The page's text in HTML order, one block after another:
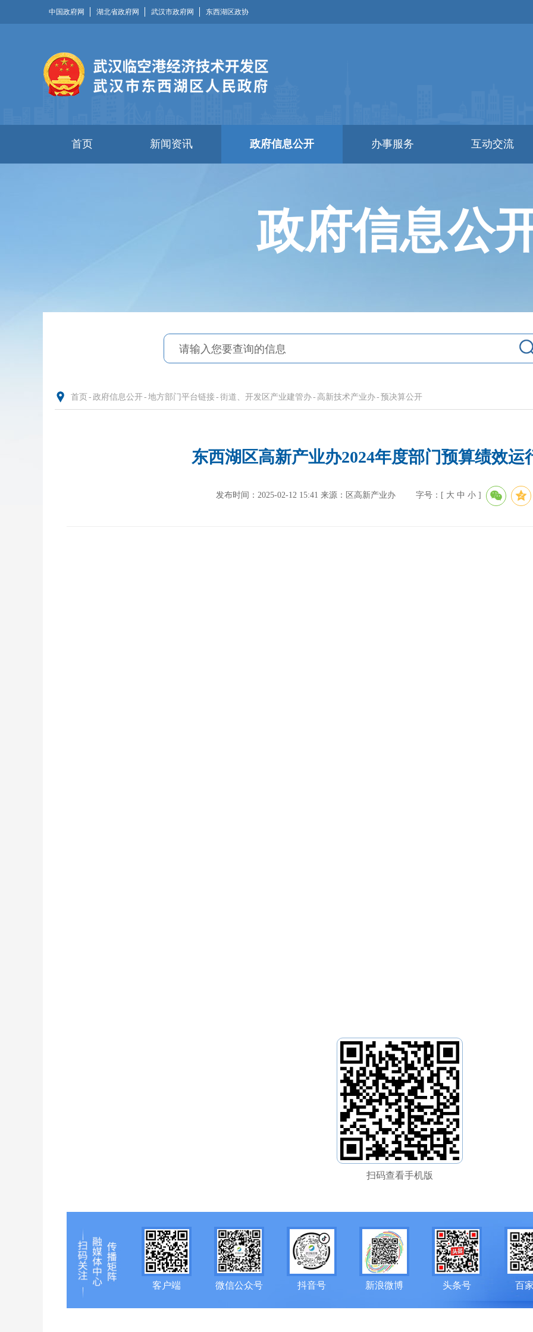
中国政府网 湖北省政府网 武汉市政府网 东西湖区政协
首页 新闻资讯 政府信息公开 办事服务 互动交流
政府信息公
首页 - 政府信息公开- 地方部门平台链接- 街道、开发区产业建管办- 高新技术产业办- 预决算公开
东西湖区高新产业办2024年度部门预算绩效运
发布时间：2025-02-12 15:41 来源：区高新产业办 字号：[ 大 中 小 ]
扫码查看手机版
客户端 微信公众号 抖音号 新浪微博 头条号 百